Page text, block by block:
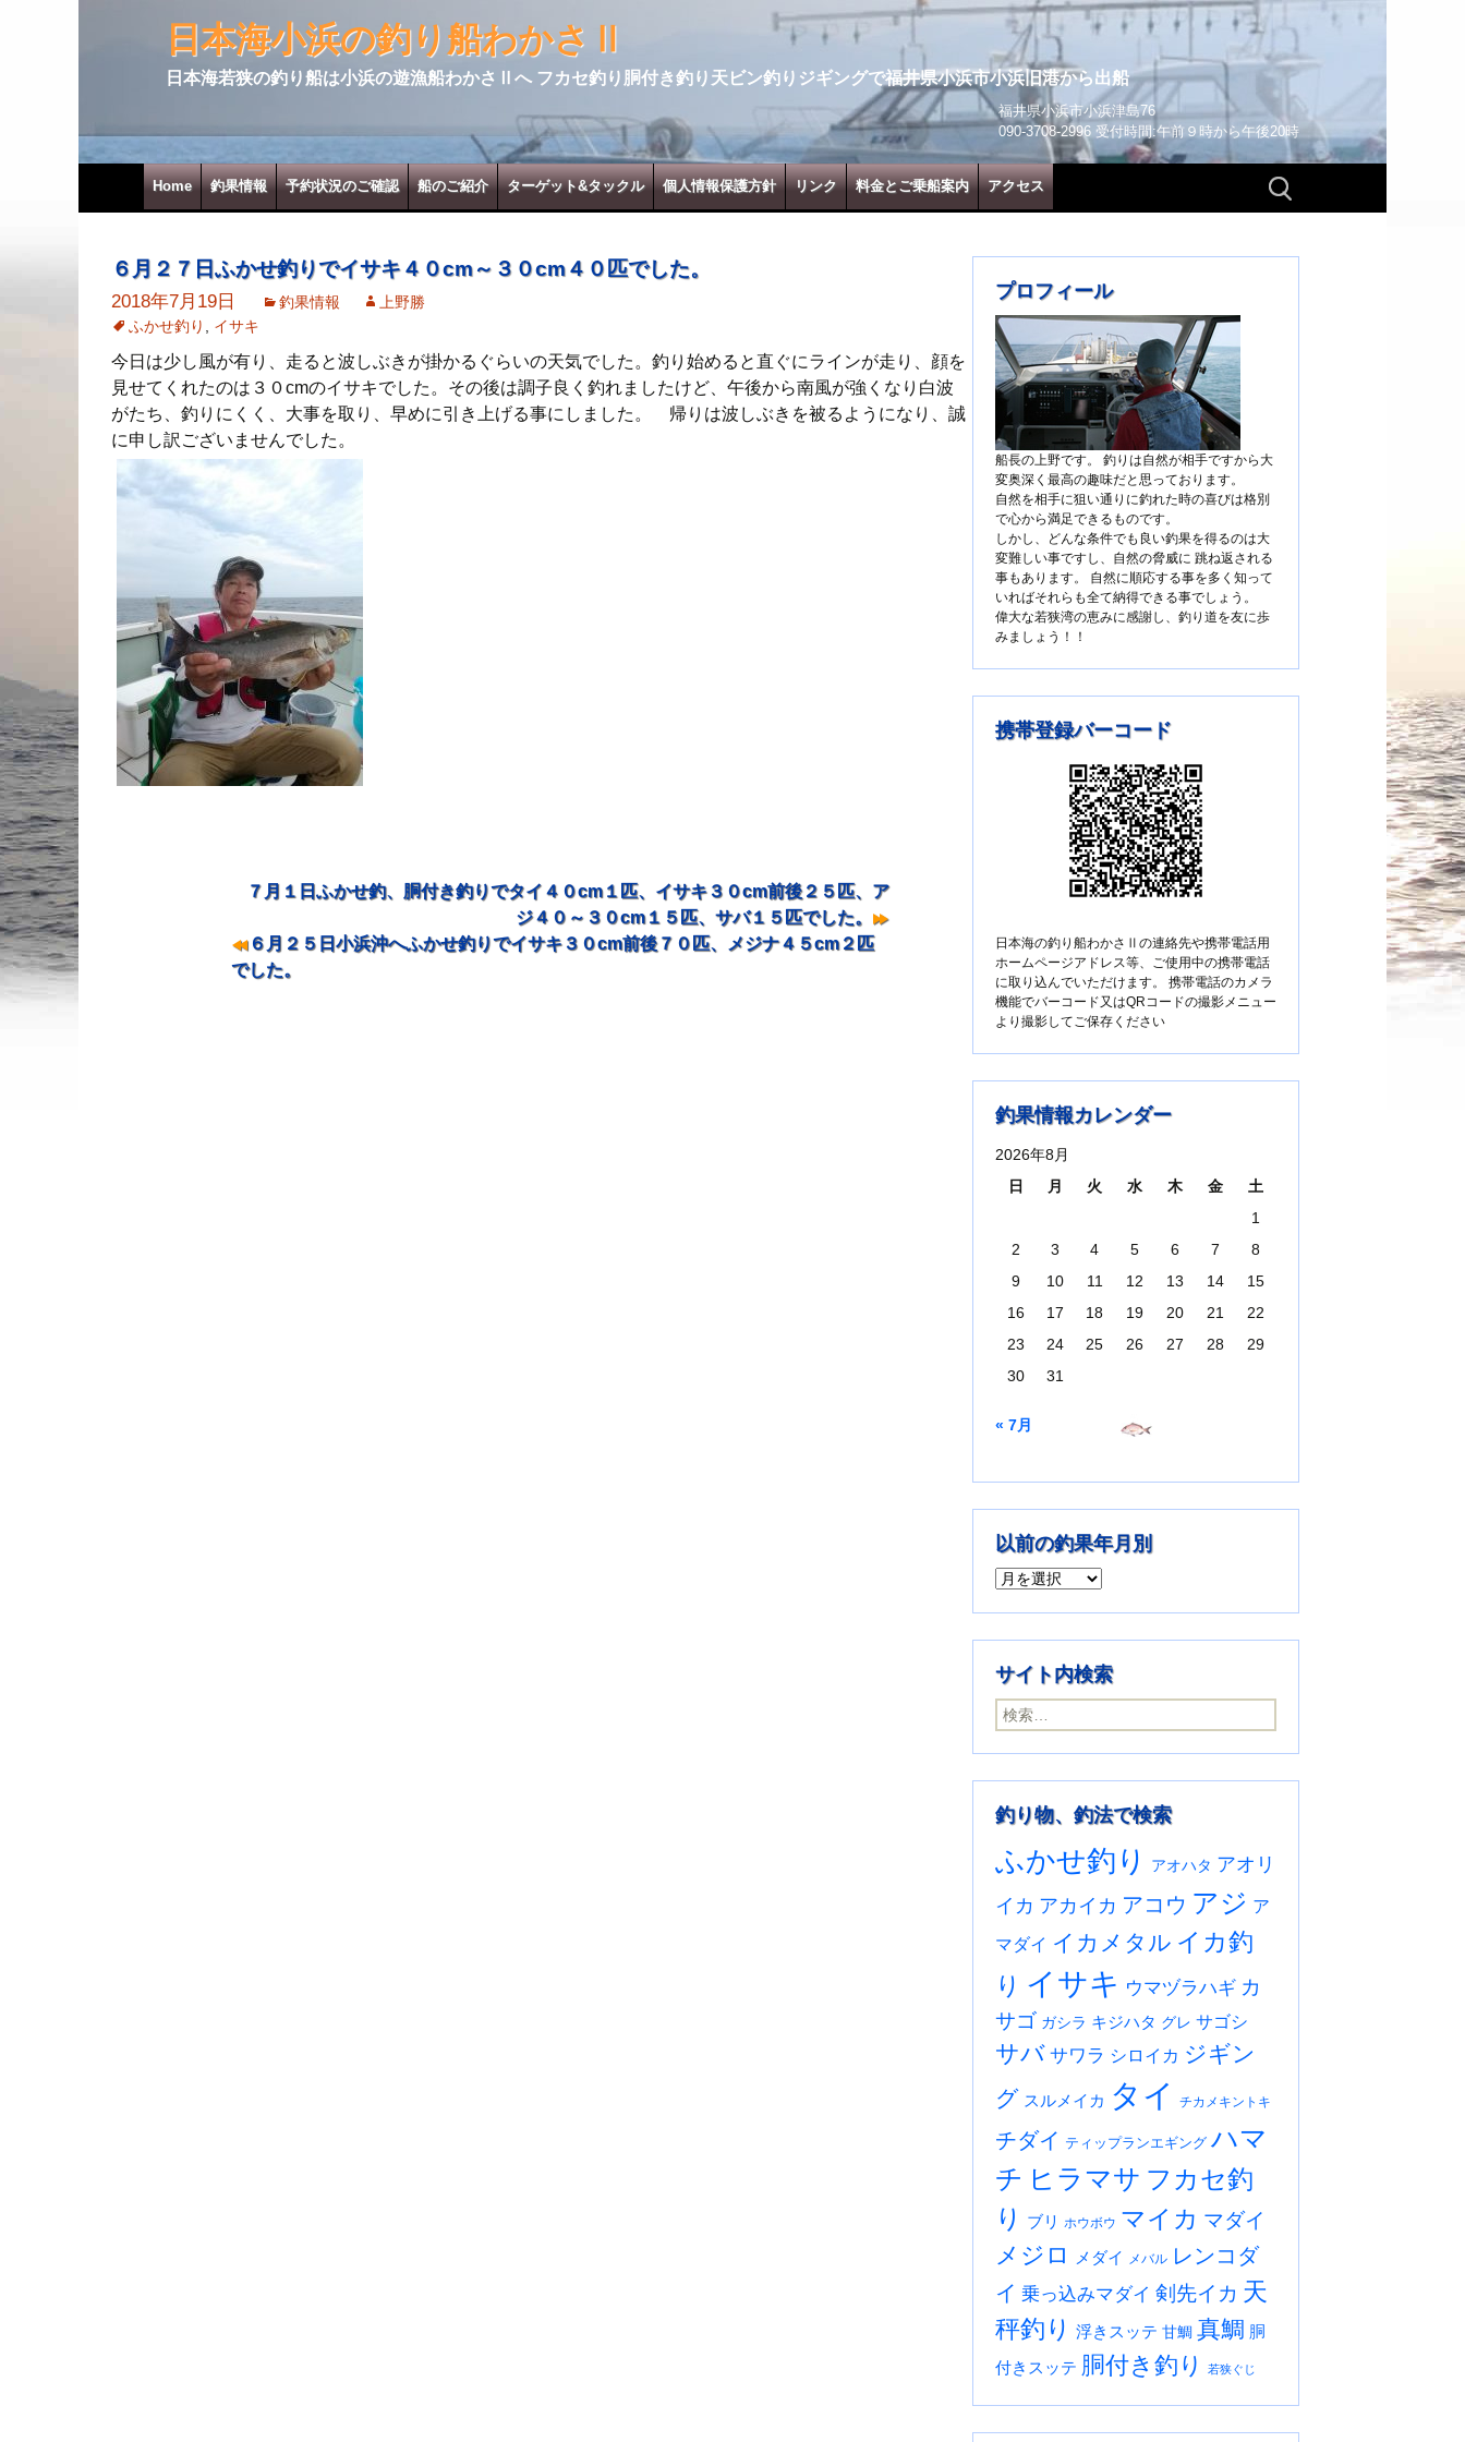
日本海小浜の釣り船わかさⅡ
日本海若狭の釣り船は小浜の遊漁船わかさⅡへ フカセ釣り胴付き釣り天ビン釣りジギングで福井県小浜市小浜旧港から出船
福井県小浜市小浜津島76
090-3708-2996 受付時間:午前９時から午後20時
コンテンツへ移動
Home 釣果情報 予約状況のご確認 船のご紹介 ターゲット&タックル 個人情報保護方針 リンク 料金とご乗船案内 アクセス
検
６月２７日ふかせ釣りでイサキ４０cm～３０cm４０匹でした。
2018年7月19日 釣果情報
上野勝
ふかせ釣り
イサキ
今日は少し風が有り、走ると波しぶきが掛かるぐらいの天気でした。釣り始めると直ぐにラインが走り、顔を
見せてくれたのは３０cmのイサキでした。その後は調子良く釣れましたけど、午後から南風が強くなり白波
がたち、釣りにくく、大事を取り、早めに引き上げる事にしました。 帰りは波しぶきを被るようになり、誠
に申し訳ございませんでした。
投稿ナビゲーション
７月１日ふかせ釣、胴付き釣りでタイ４０cm１匹、イサキ３０cm前後２５匹、ア
ジ４０～３０cm１５匹、サバ１５匹でした。
６月２５日小浜沖へふかせ釣りでイサキ３０cm前後７０匹、メジナ４５cm２匹
でした。
プロフィール
船長の上野です。 釣りは自然が相手ですから大
変奥深く最高の趣味だと思っております。
自然を相手に狙い通りに釣れた時の喜びは格別
で心から満足できるものです。
しかし、どんな条件でも良い釣果を得るのは大
変難しい事ですし、自然の脅威に 跳ね返される
事もあります。 自然に順応する事を多く知って
いればそれらも全て納得できる事でしょう。
偉大な若狭湾の恵みに感謝し、釣り道を友に歩
みましょう！！
携帯登録バーコード
日本海の釣り船わかさⅡの連絡先や携帯電話用
ホームページアドレス等、ご使用中の携帯電話
に取り込んでいただけます。 携帯電話のカメラ
機能でバーコード又はQRコードの撮影メニュー
より撮影してご保存ください
釣果情報カレンダー
2026年8月
日
月 火 水 木 金
土
1
2
3 4 5 6 7
8
9
10 11 12 13 14
15
16
17 18 19 20 21
22
23
24 25 26 27 28
29
30
31
« 7月
以前の釣果年月別
以前の釣果年月別
サイト内検索
検索:
釣り物、釣法で検索
ふかせ釣り アオハタ アオリ
イカ アカイカ アコウ アジ ア
マダイ イカメタル イカ釣
り イサキ ウマヅラハギ カ
サゴ ガシラ キジハタ グレ サゴシ
サバ サワラ シロイカ ジギン
グ スルメイカ タイ チカメキントキ
チダイ ティップランエギング ハマ
チ ヒラマサ フカセ釣
り
ブリ ホウボウ マイカ マダイ
メジロ メダイ メバル レンコダ
イ 乗っ込みマダイ 剣先イカ 天
秤釣り 浮きスッテ 甘鯛 真鯛 胴
付きスッテ 胴付き釣り 若狭ぐじ